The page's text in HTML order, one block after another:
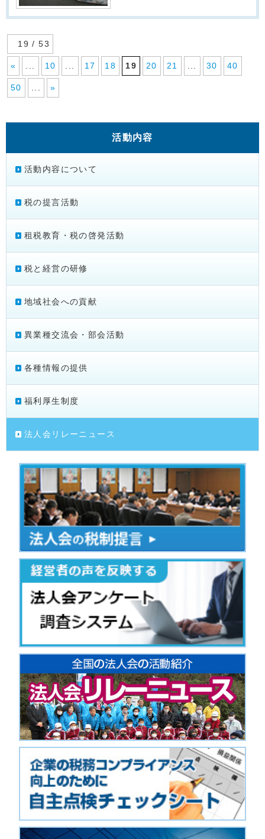
19 / 53
« 10 17 18 19 20 21 30 40
50 »
活動内容
活動内容について
税の提言活動
租税教育・税の啓発活動
税と経営の研修
地域社会への貢献
異業種交流会・部会活動
各種情報の提供
福利厚生制度
法人会リレーニュース